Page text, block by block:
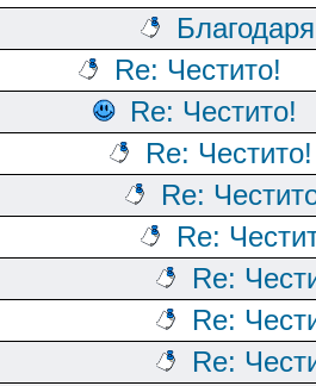
Благодаря
Re: Честито!
Re: Честито!
Re: Честито!
Re:
Re:
Re:
Re:
Re: